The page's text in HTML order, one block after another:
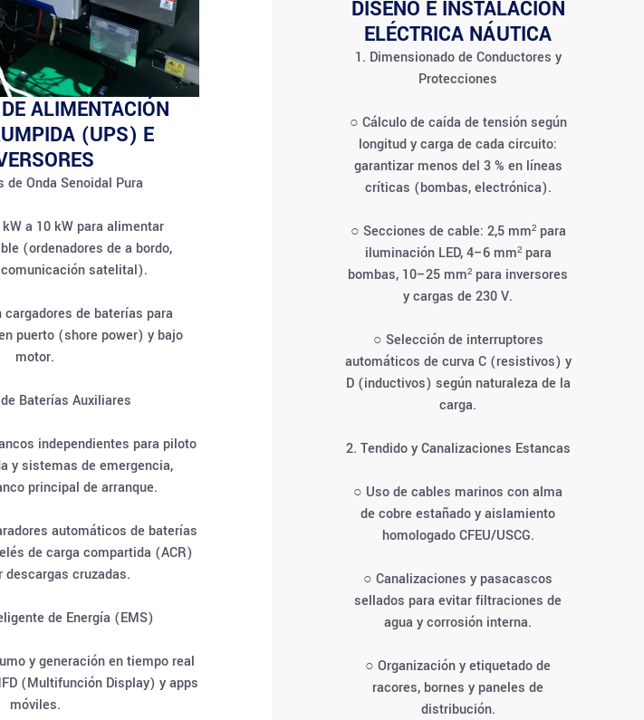
ALIMENTACIÓN
(UPS) E
de Onda Senoidal Pura
a 10 kW para alimentar
(ordenadores de a bordo,
satelital).
de baterías para
puerto (shore power) y bajo
motor.
Baterías Auxiliares
independientes para piloto
y sistemas de emergencia,
principal de arranque.
automáticos de baterías
de carga compartida (ACR)
descargas cruzadas.
de Energía (EMS)
y generación en tiempo real
(Multifunción Display) y apps
móviles.
DISEÑO E INSTALACIÓN
ELÉCTRICA NÁUTICA
1. Dimensionado de Conductores y
Protecciones
○ Cálculo de caída de tensión según
longitud y carga de cada circuito:
garantizar menos del 3 % en líneas
críticas (bombas, electrónica).
○ Secciones de cable: 2,5 mm² para
iluminación LED, 4–6 mm² para
bombas, 10–25 mm² para inversores
y cargas de 230 V.
○ Selección de interruptores
automáticos de curva C (resistivos) y
D (inductivos) según naturaleza de la
carga.
2. Tendido y Canalizaciones Estancas
○ Uso de cables marinos con alma
de cobre estañado y aislamiento
homologado CFEU/USCG.
○ Canalizaciones y pasacascos
sellados para evitar filtraciones de
agua y corrosión interna.
○ Organización y etiquetado de
racores, bornes y paneles de
distribución.